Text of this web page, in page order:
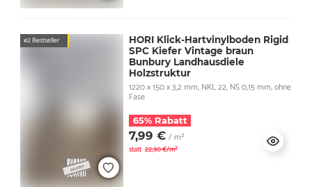
#2 Bestseller
HORI Klick-Hartvinylboden Rigid
SPC Kiefer Vintage braun
Bunbury Landhausdiele
Holzstruktur
1220 x 150 x 3,2 mm, NKL 22, NS 0,15 mm, ohne
Fase
65% Rabatt
7,99 € / m²
statt 22,90 €/m²